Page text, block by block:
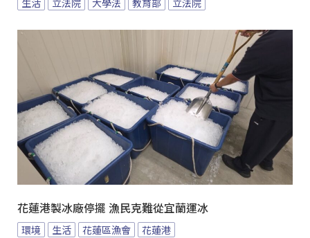
生活 立法院 大學法 教育部 立法院
花蓮港製冰廠停擺 漁民克難從宜蘭運冰
環境 生活 花蓮區漁會 花蓮港